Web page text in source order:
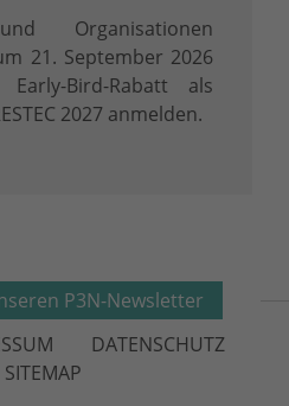
Organisationen
21. September 2026
Bird-Rabatt als
2027 anmelden.
P3N-Newsletter
DATENSCHUTZ
SITEMAP